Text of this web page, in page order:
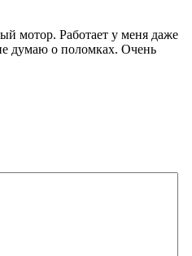
мотор. Работает у меня даже
думаю о поломках. Очень